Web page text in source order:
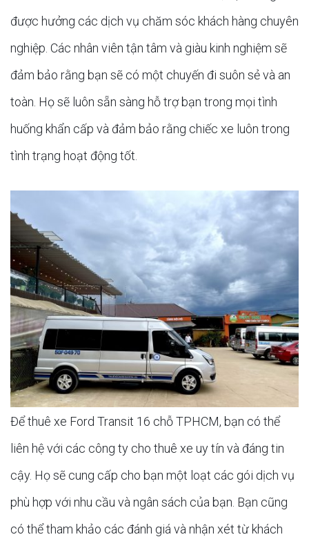
được hưởng các dịch vụ chăm sóc khách hàng chuyên
nghiệp. Các nhân viên tận tâm và giàu kinh nghiệm sẽ
đảm bảo rằng bạn sẽ có một chuyến đi suôn sẻ và an
toàn. Họ sẽ luôn sẵn sàng hỗ trợ bạn trong mọi tình
huống khẩn cấp và đảm bảo rằng chiếc xe luôn trong
tình trạng hoạt động tốt.
Để thuê xe Ford Transit 16 chỗ TPHCM, bạn có thể
liên hệ với các công ty cho thuê xe uy tín và đáng tin
cậy. Họ sẽ cung cấp cho bạn một loạt các gói dịch vụ
phù hợp với nhu cầu và ngân sách của bạn. Bạn cũng
có thể tham khảo các đánh giá và nhận xét từ khách